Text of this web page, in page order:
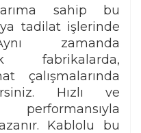
sahip bu
tadilat işlerinde
zamanda
fabrikalarda,
çalışmalarında
Hızlı ve
Kablolu bu